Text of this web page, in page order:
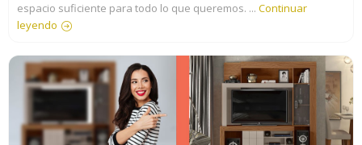
espacio suficiente para todo lo que queremos. ... Continuar
leyendo